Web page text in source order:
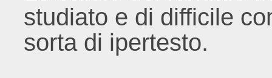
studiato e di difficile
sorta di ipertesto.